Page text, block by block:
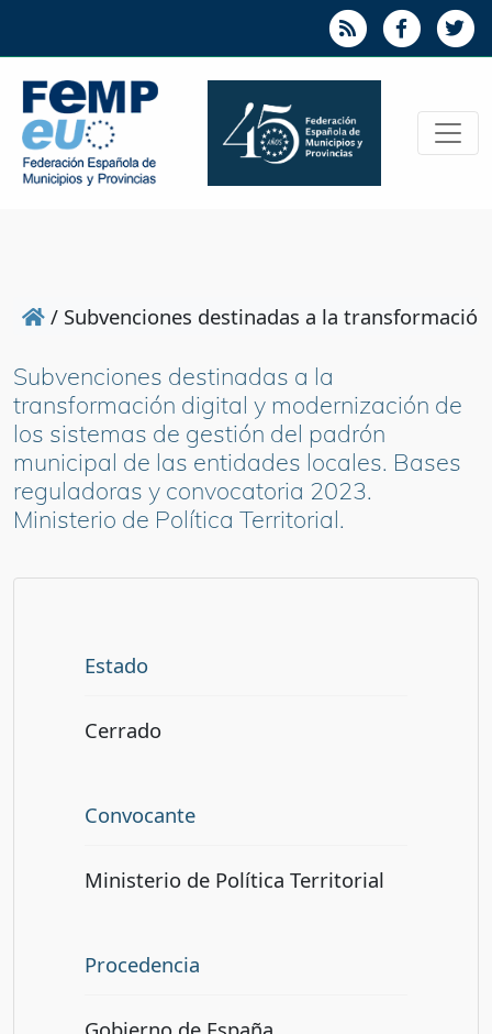
/ Subvenciones destinadas a la
Subvenciones destinadas a la
transformación digital y modernización de
los sistemas de gestión del padrón
municipal de las entidades locales. Bases
reguladoras y convocatoria 2023.
Ministerio de Política Territorial.
Estado
Cerrado
Convocante
Ministerio de Política Territorial
Procedencia